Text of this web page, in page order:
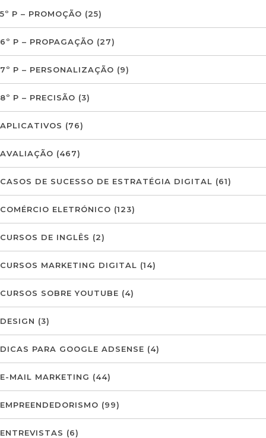
5º P – PROMOÇÃO (25)
6º P – PROPAGAÇÃO (27)
7º P – PERSONALIZAÇÃO (9)
8º P – PRECISÃO (3)
APLICATIVOS (76)
AVALIAÇÃO (467)
CASOS DE SUCESSO DE ESTRATÉGIA DIGITAL (61)
COMÉRCIO ELETRÓNICO (123)
CURSOS DE INGLÊS (2)
CURSOS MARKETING DIGITAL (14)
CURSOS SOBRE YOUTUBE (4)
DESIGN (3)
DICAS PARA GOOGLE ADSENSE (4)
E-MAIL MARKETING (44)
EMPREENDEDORISMO (99)
ENTREVISTAS (6)